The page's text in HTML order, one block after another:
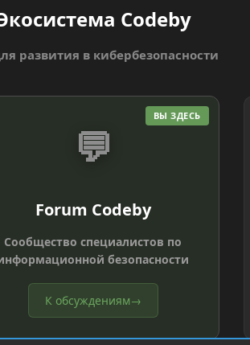
Codeby
развития в кибербезопасности
ВЫ ЗДЕСЬ
💬
Forum Codeby
Сообщество специалистов по
безопасности
К обсуждениям→